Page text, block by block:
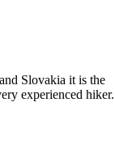
Slovakia it is the
experienced hiker.